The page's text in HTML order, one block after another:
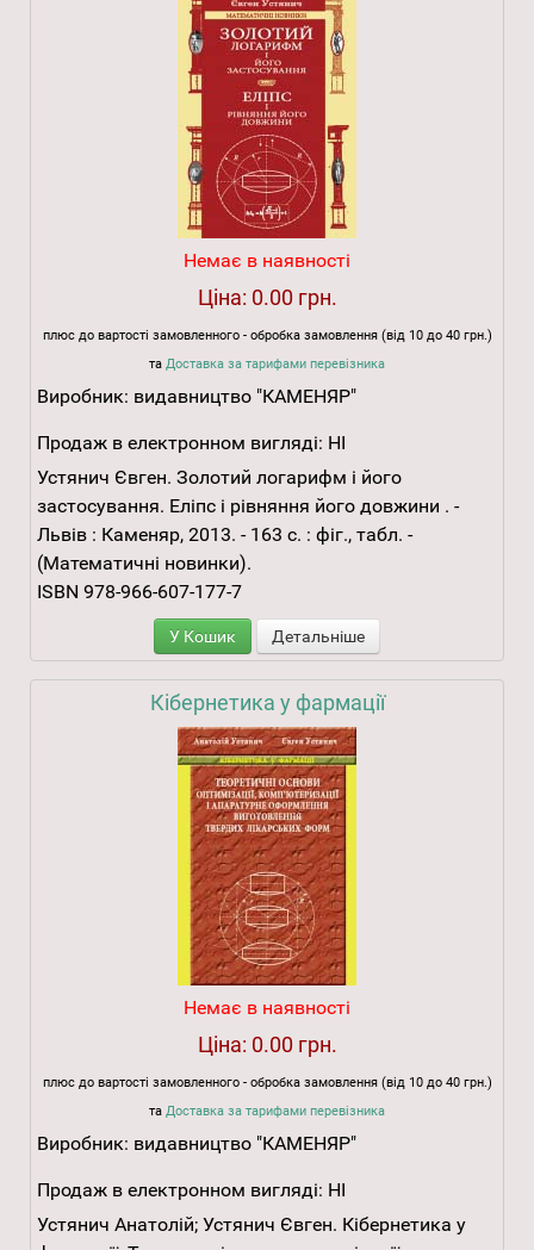
Немає в наявності
Ціна: 0.00 грн.
плюс до вартості замовленного - обробка замовлення (від 10 до 40 грн.)
та Доставка за тарифами перевізника
Виробник: видавництво "КАМЕНЯР"
Продаж в електронном вигляді: НІ
Устянич Євген. Золотий логарифм і його
застосування. Еліпс і рівняння його довжини . -
Львів : Каменяр, 2013. - 163 с. : фіг., табл. -
(Математичні новинки).
ISBN 978-966-607-177-7
У Кошик Детальніше
Кібернетика у фармації
Немає в наявності
Ціна: 0.00 грн.
плюс до вартості замовленного - обробка замовлення (від 10 до 40 грн.)
та Доставка за тарифами перевізника
Виробник: видавництво "КАМЕНЯР"
Продаж в електронном вигляді: НІ
Устянич Анатолій; Устянич Євген. Кібернетика у